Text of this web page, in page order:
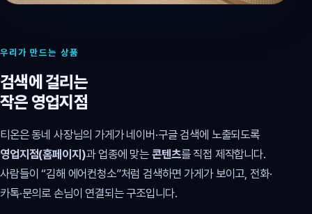
우리가 만드는 상품
검색에 걸리는
작은 영업지점
티온은 동네 사장님의 가게가 네이버·구글 검색에 노출되도록
영업지점(홈페이지)과 업종에 맞는 콘텐츠를 직접 제작합니다.
사람들이 “김해 에어컨청소”처럼 검색하면 가게가 보이고, 전화·
카톡·문의로 손님이 연결되는 구조입니다.